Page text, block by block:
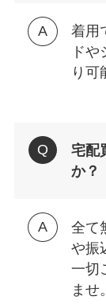
着用
ド
り可
宅配
か？
全て
や振
一切
ませ